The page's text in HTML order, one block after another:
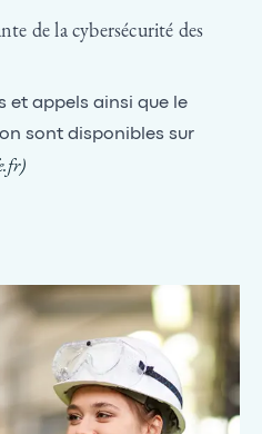
de la cybersécurité des
et appels ainsi que le
sont disponibles sur
)